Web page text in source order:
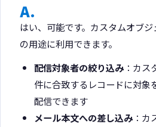
A.
はい、可能です。カスタムオブ
の用途に利用できます。
配信対象者の絞り込み：カス
件に合致するレコードに対象
配信できます
メール本文への差し込み：カ